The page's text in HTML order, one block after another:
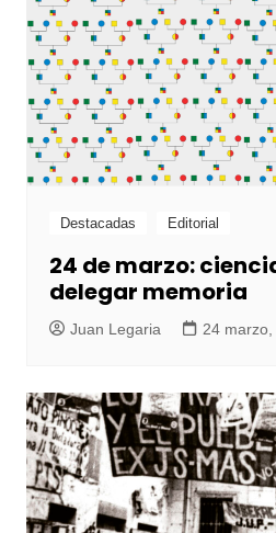
Destacadas Editorial
24 de marzo:
delegar memoria
Juan Legaria 24 marzo,